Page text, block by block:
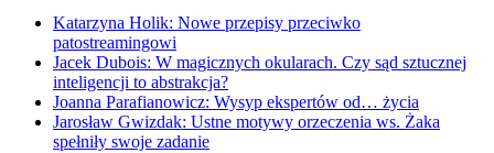
Katarzyna Holik: Nowe przepisy przeciwko
patostreamingowi
Jacek Dubois: W magicznych okularach. Czy sąd sztucznej
inteligencji to abstrakcja?
Joanna Parafianowicz: Wysyp ekspertów od… życia
Jarosław Gwizdak: Ustne motywy orzeczenia ws. Żaka
spełniły swoje zadanie